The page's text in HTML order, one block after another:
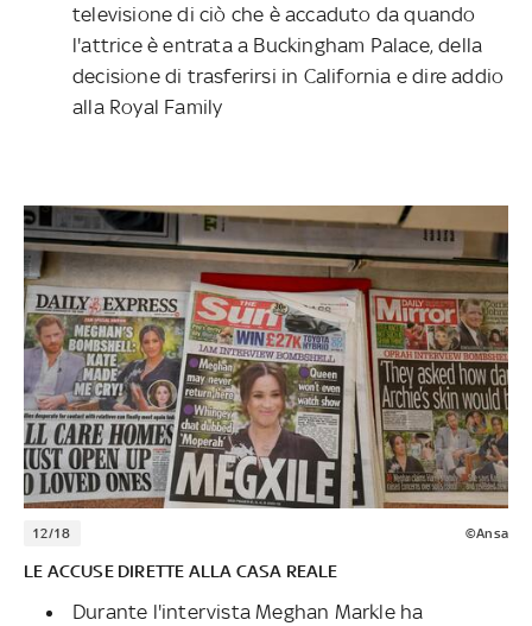
televisione di ciò che è accaduto da quando
l'attrice è entrata a Buckingham Palace, della
decisione di trasferirsi in California e dire addio
alla Royal Family
12/18 ©Ansa
LE ACCUSE DIRETTE ALLA CASA REALE
Durante l'intervista Meghan Markle ha